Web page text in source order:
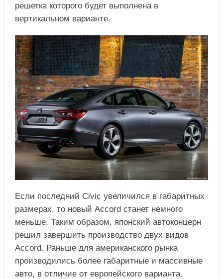
решетка которого будет выполнена в
вертикальном варианте.
Если последний Civic увеличился в габаритных
размерах, то новый Accord станет немного
меньше. Таким образом, японский автоконцерн
решил завершить производство двух видов
Accord. Раньше для американского рынка
производились более габаритные и массивные
авто, в отличие от европейского варианта.